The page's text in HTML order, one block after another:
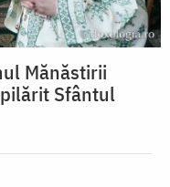
Mănăstirii
Sfântul